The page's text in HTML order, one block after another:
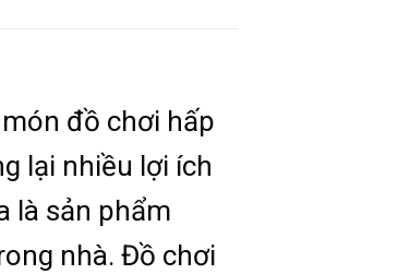
đồ chơi hấp
lại nhiều lợi ích
là sản phẩm
nhà. Đồ chơi